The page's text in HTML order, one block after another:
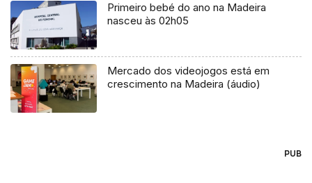
Primeiro bebé do ano na Madeira
nasceu às 02h05
Mercado dos videojogos está em
crescimento na Madeira (áudio)
PUB